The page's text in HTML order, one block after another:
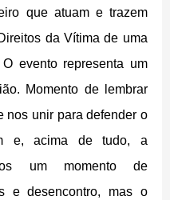
que atuam e trazem
da Vítima de uma
evento representa um
Momento de lembrar
nos unir para defender o
e, acima de tudo, a
um momento de
e desencontro, mas o